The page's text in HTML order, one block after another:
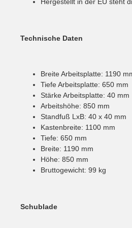
Technische Daten
Breite Arbeitsplatte: 1190
Tiefe Arbeitsplatte: 650 mm
Stärke Arbeitsplatte: 40 mm
Arbeitshöhe: 850 mm
Standfuß LxB: 40 x 40 mm
Kastenbreite: 1100 mm
Tiefe: 650 mm
Breite: 1190 mm
Höhe: 850 mm
Bruttogewicht: 99 kg
Schublade